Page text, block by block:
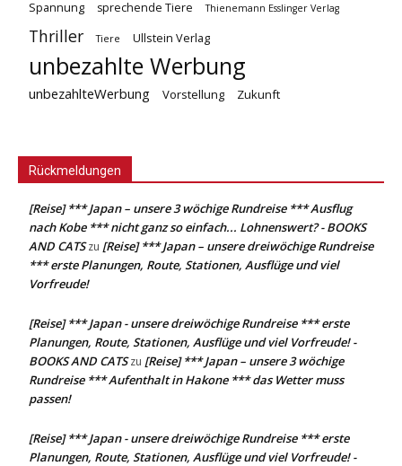
Spannung sprechende Tiere Thienemann Esslinger Verlag
Thriller Tiere Ullstein Verlag
unbezahlte Werbung
unbezahlteWerbung Vorstellung Zukunft
Rückmeldungen
[Reise] *** Japan – unsere 3 wöchige Rundreise *** Ausflug
nach Kobe *** nicht ganz so einfach... Lohnenswert? - BOOKS
AND CATSzu [Reise] *** Japan – unsere dreiwöchige Rundreise
*** erste Planungen, Route, Stationen, Ausflüge und viel
Vorfreude!
[Reise] *** Japan - unsere dreiwöchige Rundreise *** erste
Planungen, Route, Stationen, Ausflüge und viel Vorfreude! -
BOOKS AND CATSzu [Reise] *** Japan – unsere 3 wöchige
Rundreise *** Aufenthalt in Hakone *** das Wetter muss
passen!
[Reise] *** Japan - unsere dreiwöchige Rundreise *** erste
Planungen, Route, Stationen, Ausflüge und viel Vorfreude! -